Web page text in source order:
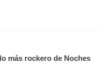
más rockero de Noches